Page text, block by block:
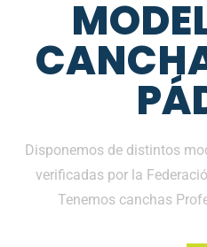
Disponemos de distintos
verificadas por la
Tenemos canchas